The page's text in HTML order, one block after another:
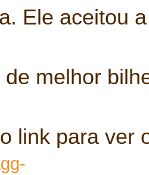
Ele aceitou
de melhor
link para ver